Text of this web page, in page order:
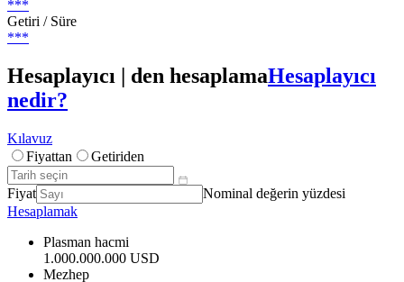
***
Getiri / Süre
***
Hesaplayıcı | den hesaplamaHesaplayıcı
nedir?
Kılavuz
Fiyattan
Getiriden
Fiyat
Nominal değerin yüzdesi
Hesaplamak
Plasman hacmi
1.000.000.000 USD
Mezhep